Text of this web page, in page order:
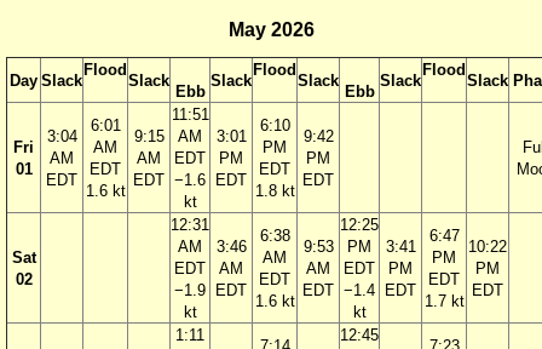
May 2026
Day Slack
Flood
Slack
Ebb
Slack
Flood
Slack
Ebb
Slack
Flood
Slack
Fri
01
3:04
AM
EDT
6:01
AM
EDT
1.6 kt
9:15
AM
EDT
11:51
AM
EDT
−1.6
kt
3:01
PM
EDT
6:10
PM
EDT
1.8 kt
9:42
PM
EDT
Sat
02
12:31
AM
EDT
−1.9
kt
3:46
AM
EDT
6:38
AM
EDT
1.6 kt
9:53
AM
EDT
12:25
PM
EDT
−1.4
kt
3:41
PM
EDT
6:47
PM
EDT
1.7 kt
10:22
PM
EDT
1:11
12:45